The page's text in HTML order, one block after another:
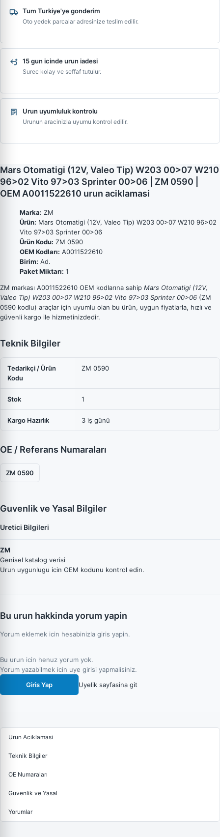
Tum Turkiye'ye gonderim
Oto yedek parcalar adresinize teslim edilir.
15 gun icinde urun iadesi
Surec kolay ve seffaf tutulur.
Urun uyumluluk kontrolu
Urunun aracinizla uyumu kontrol edilir.
Mars Otomatigi (12V, Valeo Tip) W203 00>07 W210
96>02 Vito 97>03 Sprinter 00>06 | ZM 0590 |
OEM A0011522610 urun aciklamasi
Marka: ZM
Ürün: Mars Otomatigi (12V, Valeo Tip) W203 00>07 W210 96>02
Vito 97>03 Sprinter 00>06
Ürün Kodu: ZM 0590
OEM Kodları: A0011522610
Birim: Ad.
Paket Miktarı: 1
ZM markası A0011522610 OEM kodlarına sahip Mars Otomatigi (12V,
Valeo Tip) W203 00>07 W210 96>02 Vito 97>03 Sprinter 00>06 (ZM
0590 kodlu) araçlar için uyumlu olan bu ürün, uygun fiyatlarla, hızlı ve
güvenli kargo ile hizmetinizdedir.
Teknik Bilgiler
Tedarikçi / Ürün
Kodu
ZM 0590
Stok 1
Kargo Hazırlık 3 iş günü
OE / Referans Numaraları
ZM 0590
Guvenlik ve Yasal Bilgiler
Uretici Bilgileri
ZM
Genisel katalog verisi
Urun uygunlugu icin OEM kodunu kontrol edin.
Bu urun hakkinda yorum yapin
Yorum eklemek icin hesabinizla giris yapin.
Bu urun icin henuz yorum yok.
Yorum yazabilmek icin uye girisi yapmalisiniz.
Giris Yap
Uyelik sayfasina git
Urun Aciklamasi
Teknik Bilgiler
OE Numaraları
Guvenlik ve Yasal
Yorumlar